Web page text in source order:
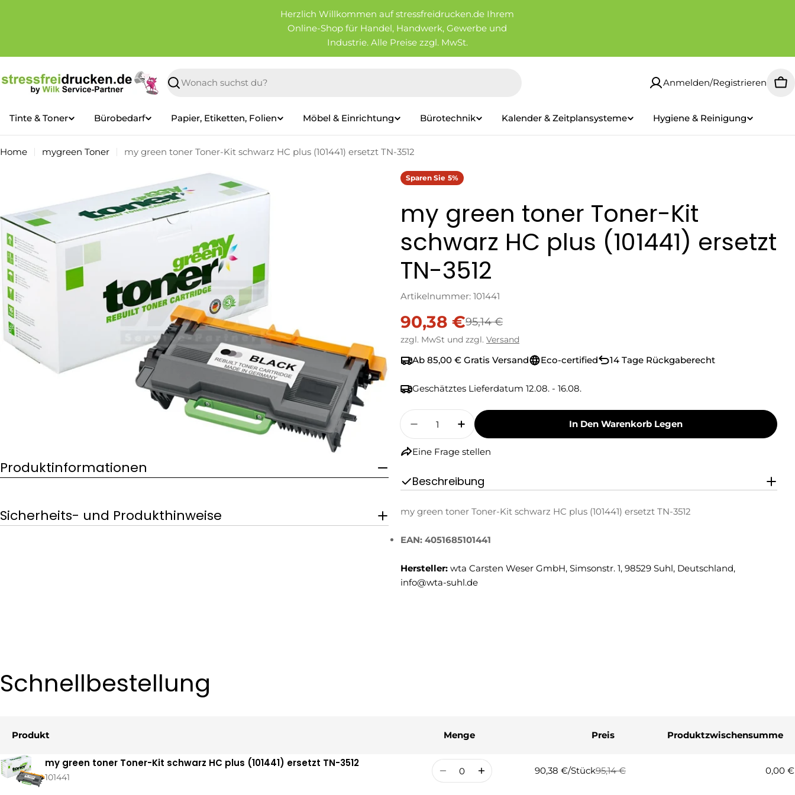
Herzlich Willkommen auf stressfreidrucken.de Ihrem
Online-Shop für Handel, Handwerk, Gewerbe und
Industrie. Alle Preise zzgl. MwSt.
Suchen
Anmelden/Registrieren
Tinte & Toner Bürobedarf Papier, Etiketten, Folien Möbel & Einrichtung Bürotechnik Kalender & Zeitplansysteme Hygiene & Reinigung
Home mygreen Toner my green toner Toner-Kit schwarz HC plus (101441) ersetzt TN-3512
Produktinformationen
Sie das Medium 0 im Modalformat
Produktinformationen
Sicherheits- und Produkthinweise
Sparen Sie 5%
my green toner Toner-Kit
schwarz HC plus (101441) ersetzt
TN-3512
Artikelnummer: 101441
Verkaufspreis
90,38 €
Regulärer
Preis
95,14 €
zzgl. MwSt und zzgl. Versand
Ab 85,00 € Gratis Versand Eco-certified 14 Tage Rückgaberecht
Geschätztes Lieferdatum 12.08. - 16.08.
Menge
Menge Für My Green Toner Toner-Kit Schwarz HC Plus (101441)
Menge Für My Green Toner Toner-Kit Schwarz HC Plus
In Den Warenkorb Legen
Eine Frage stellen
Beschreibung
my green toner Toner-Kit schwarz HC plus (101441) ersetzt TN-3512
EAN: 4051685101441
Hersteller: wta Carsten Weser GmbH, Simsonstr. 1, 98529 Suhl, Deutschland,
info@wta-suhl.de
Schnellbestellung
Ihr
Warenkorb
Produkt Menge Preis Produktzwischensumme
my green toner Toner-Kit schwarz HC plus (101441) ersetzt TN-3512
101441
Menge 90,38 €/Stück
Regulärer
95,14 €
Verkaufspreis
0,00 €